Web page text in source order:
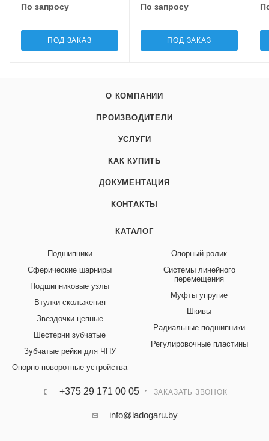
По запросу
ПОД ЗАКАЗ
По запросу
ПОД ЗАКАЗ
О КОМПАНИИ
ПРОИЗВОДИТЕЛИ
УСЛУГИ
КАК КУПИТЬ
ДОКУМЕНТАЦИЯ
КОНТАКТЫ
КАТАЛОГ
Подшипники
Сферические шарниры
Подшипниковые узлы
Втулки скольжения
Звездочки цепные
Шестерни зубчатые
Зубчатые рейки для ЧПУ
Опорно-поворотные устройства
Опорный ролик
Системы линейного
перемещения
Муфты упругие
Шкивы
Радиальные подшипники
Регулировочные пластины
+375 29 171 00 05 ЗАКАЗАТЬ ЗВОНОК
info@ladogaru.by